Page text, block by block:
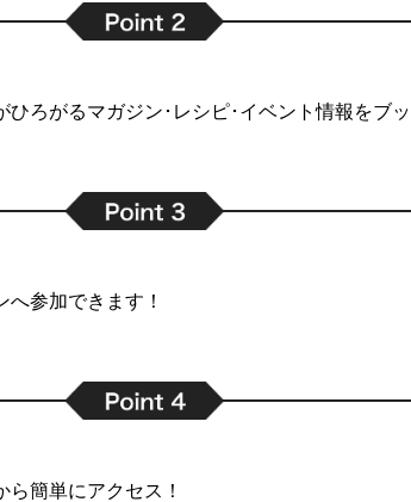
ろがるマガジン･レシピ･イベント情報をブ
参加できます！
簡単にアクセス！